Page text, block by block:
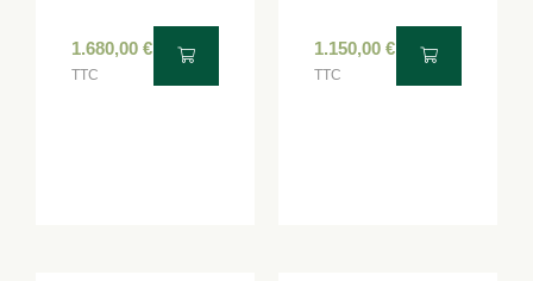
1.680,00 €
TTC
1.150,00 €
TTC